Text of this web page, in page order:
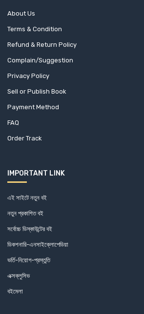
About Us
Terms & Condition
Refund & Return Policy
Complain/Suggestion
Privacy Policy
Sell or Publish Book
Payment Method
FAQ
Order Track
IMPORTANT LINK
এই সাইটে নতুন বই
নতুন প্রকাশিত বই
সর্বোচ্চ ডিস্কাউন্টের বই
ডিকশনারি-এনসাইক্লোপেডিয়া
ভর্তি-নিয়োগ-প্রস্তুতি
এক্সক্লুসিভ
বইমেলা